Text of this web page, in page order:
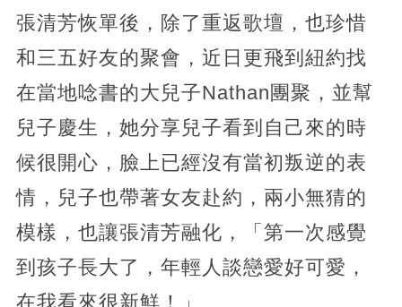
張清芳恢單後，除了重返歌壇，也珍惜
和三五好友的聚會，近日更飛到紐約找
在當地唸書的大兒子Nathan團聚，並幫
兒子慶生，她分享兒子看到自己來的時
候很開心，臉上已經沒有當初叛逆的表
情，兒子也帶著女友赴約，兩小無猜的
模樣，也讓張清芳融化，「第一次感覺
到孩子長大了，年輕人談戀愛好可愛，
在我看來很新鮮！」